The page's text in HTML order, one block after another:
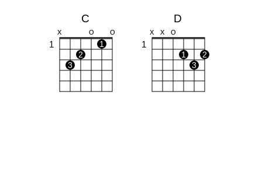
C
X O O
1
1
2
3
D
X X O
1
1
2
3